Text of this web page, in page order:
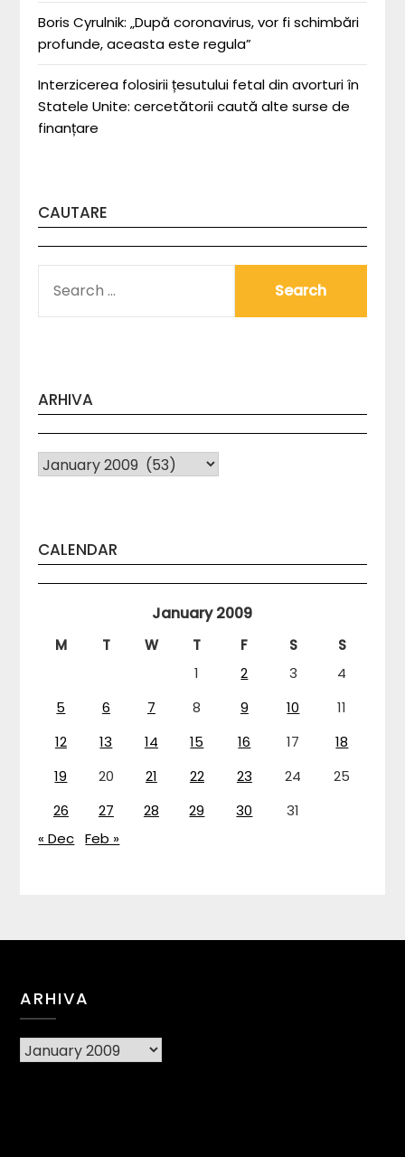
Boris Cyrulnik: „După coronavirus, vor fi schimbări
profunde, aceasta este regula”
Interzicerea folosirii țesutului fetal din avorturi în
Statele Unite: cercetătorii caută alte surse de
finanțare
CAUTARE
FOR:
ARHIVA
Arhiva
CALENDAR
January 2009
M T W T F S
S
1
2 3
4
5
6 7 8 9 10
11
12
13 14 15 16 17
18
19
20 21 22 23 24
25
26
27 28 29 30
31
« Dec Feb »
ARHIVA
Arhiva